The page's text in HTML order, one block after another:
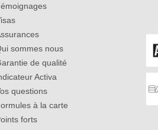
sommes nous
de qualité
Activa
questions
à la carte
forts